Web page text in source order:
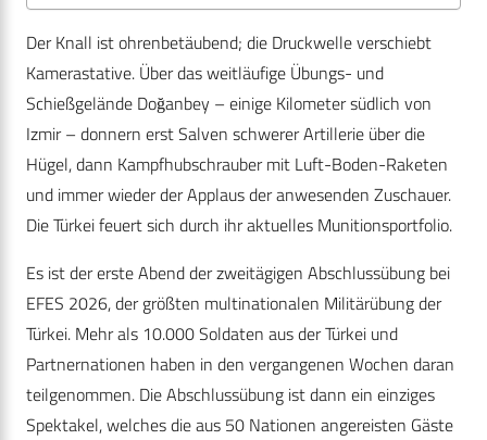
Der Knall ist ohrenbetäubend; die Druckwelle verschiebt
Kamerastative. Über das weitläufige Übungs- und
Schießgelände Doğanbey – einige Kilometer südlich von
Izmir – donnern erst Salven schwerer Artillerie über die
Hügel, dann Kampfhubschrauber mit Luft-Boden-Raketen
und immer wieder der Applaus der anwesenden Zuschauer.
Die Türkei feuert sich durch ihr aktuelles Munitionsportfolio.
Es ist der erste Abend der zweitägigen Abschlussübung bei
EFES 2026, der größten multinationalen Militärübung der
Türkei. Mehr als 10.000 Soldaten aus der Türkei und
Partnernationen haben in den vergangenen Wochen daran
teilgenommen. Die Abschlussübung ist dann ein einziges
Spektakel, welches die aus 50 Nationen angereisten Gäste